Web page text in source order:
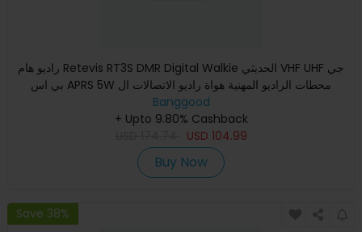
راديو هام Retevis RT3S DMR Digital Walkie الحديثي VHF UHF جي
بي اس APRS 5W محطات الراديو المهنية هواة راديو الاتصالات ال
Banggood
+ Upto 9.80% Cashback
USD 104.99
Buy Now
Save 38%